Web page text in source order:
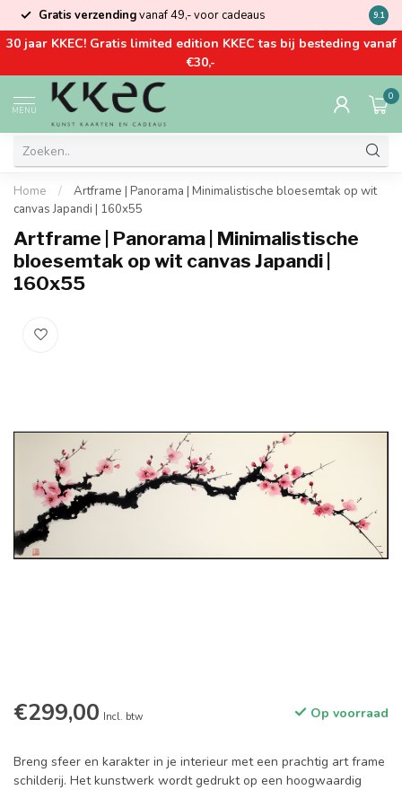
Gratis verzendingvanaf 49,- voor cadeaus Kom
9.1
30 jaar KKEC! Gratis limited edition KKEC tas bij besteding vanaf
€30,-
MENU
0
Home /
Artframe | Panorama | Minimalistische bloesemtak op wit
canvas Japandi | 160x55
Artframe | Panorama | Minimalistische
bloesemtak op wit canvas Japandi |
160x55
€299,00 Incl. btw Op voorraad
Breng sfeer en karakter in je interieur met een prachtig art frame
schilderij. Het kunstwerk wordt gedrukt op een hoogwaardig